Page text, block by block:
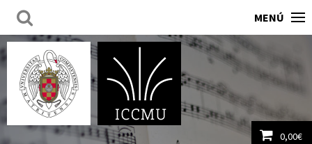
MENÚ
0,00€